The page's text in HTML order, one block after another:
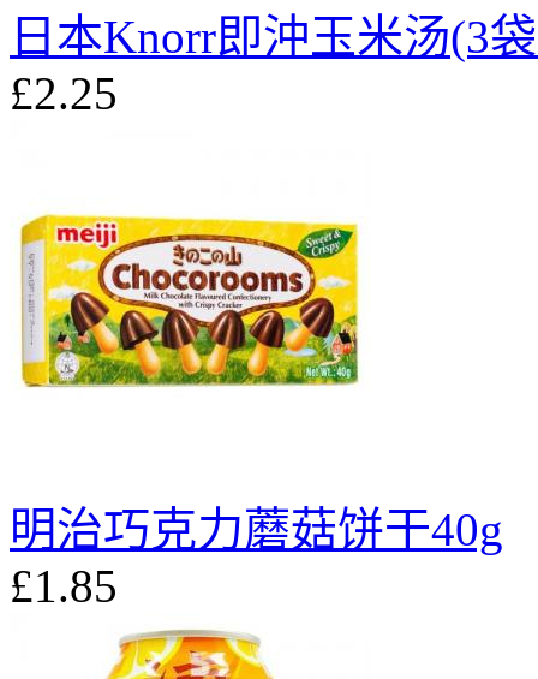
日本Knorr即沖玉米汤(3
£2.25
明治巧克力蘑菇饼干40g
£1.85